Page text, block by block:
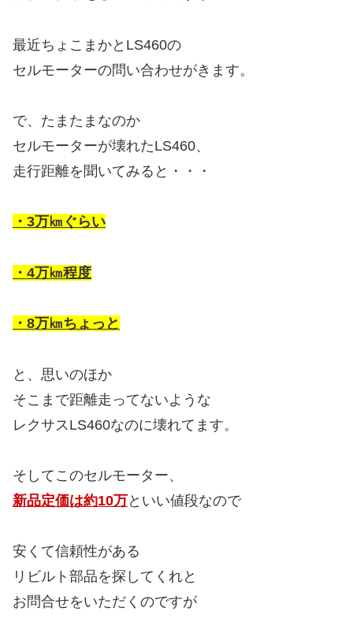
最近ちょこまかとLS460の
セルモーターの問い合わせがきます。
で、たまたまなのか
セルモーターが壊れたLS460、
走行距離を聞いてみると・・・
・3万㎞ぐらい
・4万㎞程度
・8万㎞ちょっと
と、思いのほか
そこまで距離走ってないような
レクサスLS460なのに壊れてます。
そしてこのセルモーター、
新品定価は約10万といい値段なので
安くて信頼性がある
リビルト部品を探してくれと
お問合せをいただくのですが